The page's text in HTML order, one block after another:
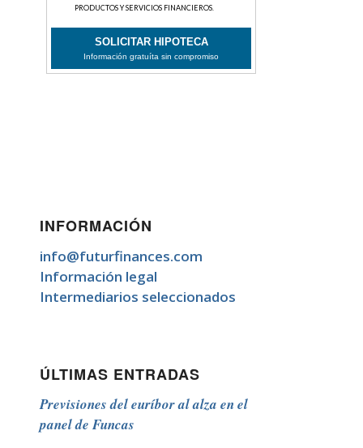
INFORMACIÓN
info@futurfinances.com
Información legal
Intermediarios seleccionados
ÚLTIMAS ENTRADAS
Previsiones del euríbor al alza en el
panel de Funcas